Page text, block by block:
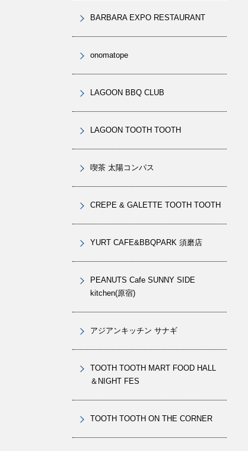
BARBARA EXPO RESTAURANT
onomatope
LAGOON BBQ CLUB
LAGOON TOOTH TOOTH
喫茶 太陽コンパス
CREPE & GALETTE TOOTH TOOTH
YURT CAFE&BBQPARK 須磨店
PEANUTS Cafe SUNNY SIDE
kitchen(原宿)
アジアンキッチン サナギ
TOOTH TOOTH MART FOOD HALL
＆NIGHT FES
TOOTH TOOTH ON THE CORNER